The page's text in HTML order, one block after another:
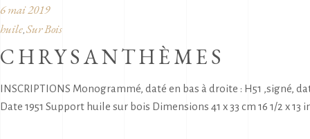
6 mai 2019
huile, Sur Bois
CHRYSANTHÈMES
INSCRIPTIONS Monogrammé, daté en bas à droite : H51 ,signé,
Date 1951 Support huile sur bois Dimensions 41 x 33 cm 16 1/2 x 13